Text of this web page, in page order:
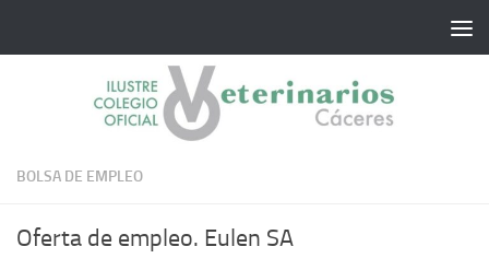
BOLSA DE EMPLEO
Oferta de empleo. Eulen SA